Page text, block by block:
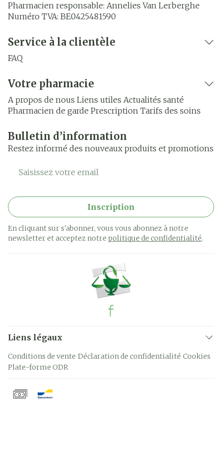
Pharmacien responsable: Annelies Van Lerberghe
Numéro TVA: BE0425481590
Service à la clientèle
FAQ
Votre pharmacie
A propos de nous Liens utiles Actualités santé
Pharmacien de garde Prescription Tarifs des soins
Bulletin d’information
Restez informé des nouveaux produits et promotions
Adresse mail
Inscription
En cliquant sur s'abonner, vous vous abonnez à notre
newsletter et acceptez notre politique de confidentialité.
Liens légaux
Conditions de vente Déclaration de confidentialité Cookies
Plate-forme ODR